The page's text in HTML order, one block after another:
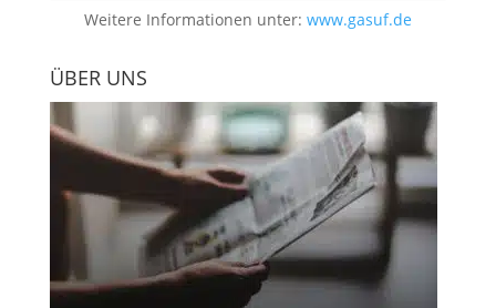
Weitere Informationen unter: www.gasuf.de
ÜBER UNS